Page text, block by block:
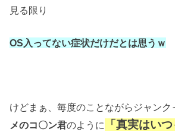
見る限り
OS入ってない症状だけだとは思うｗ
けどまぁ、毎度のことながらジャンク
メのコ〇ン君のように 「真実はい